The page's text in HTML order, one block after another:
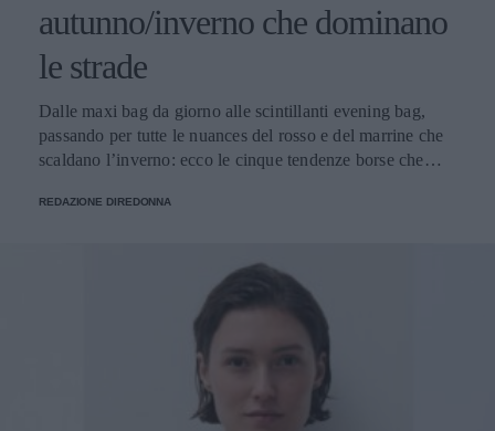
autunno/inverno che dominano
le strade
Dalle maxi bag da giorno alle scintillanti evening bag,
passando per tutte le nuances del rosso e del marrine che
scaldano l’inverno: ecco le cinque tendenze borse che
REDAZIONE DIREDONNA